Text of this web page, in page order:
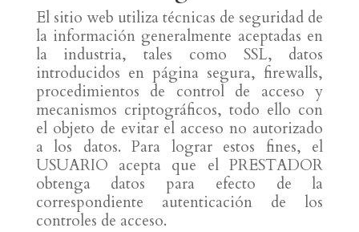
El sitio web utiliza técnicas de seguridad de
la información generalmente aceptadas en
la industria, tales como SSL, datos
introducidos en página segura, firewalls,
procedimientos de control de acceso y
mecanismos criptográficos, todo ello con
el objeto de evitar el acceso no autorizado
a los datos. Para lograr estos fines, el
USUARIO acepta que el PRESTADOR
obtenga datos para efecto de la
correspondiente autenticación de los
controles de acceso.